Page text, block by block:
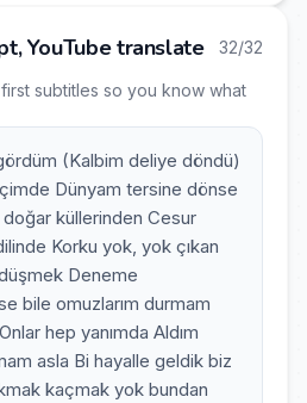
YouTube translate 32/32
subtitles so you know what
(Kalbim deliye döndü)
Dünyam tersine dönse
doğar küllerinden Cesur
Korku yok, yok çıkan
Deneme
bile omuzlarım durmam
hep yanımda Aldım
asla Bi hayalle geldik biz
kaçmak yok bundan